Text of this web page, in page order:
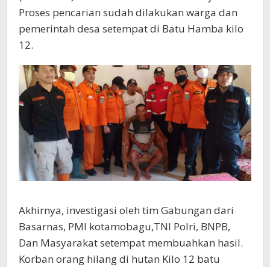
Proses pencarian sudah dilakukan warga dan
pemerintah desa setempat di Batu Hamba kilo
12.
Akhirnya, investigasi oleh tim Gabungan dari
Basarnas, PMI kotamobagu,TNI Polri, BNPB,
Dan Masyarakat setempat membuahkan hasil.
Korban orang hilang di hutan Kilo 12 batu